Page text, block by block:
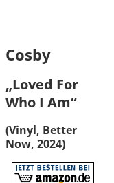
Cosby
„Loved For
Who I Am“
(Vinyl, Better
Now, 2024)